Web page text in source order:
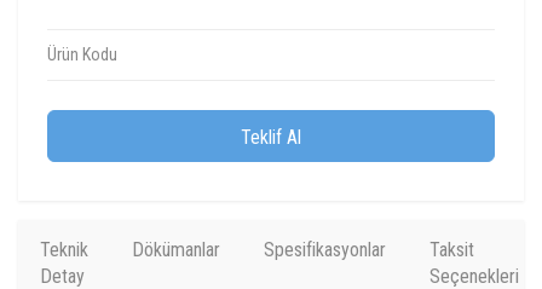
Ürün Kodu
Teklif Al
Teknik
Detay
Dökümanlar Spesifikasyonlar
Taksit
Seçenekleri